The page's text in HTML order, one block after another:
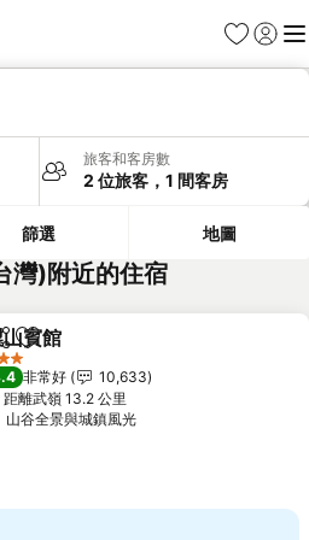
我的最愛
登入 選
旅客和客房數
2 位旅客，1 間客房
篩選 地圖
灣)附近的住宿
加入我的最愛
賓館
級
非常好
10,633
距離武嶺 13.2 公里
山谷全景與城鎮風光查看價格